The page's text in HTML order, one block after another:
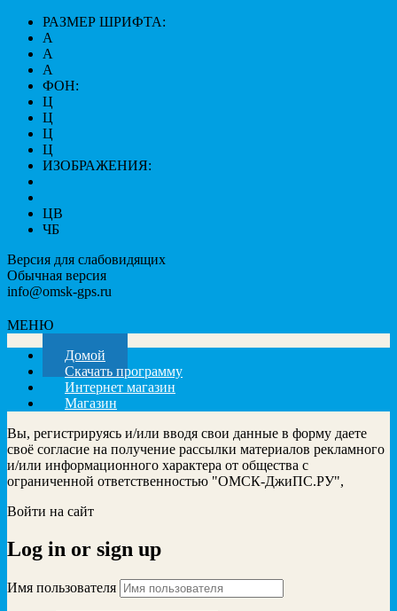
РАЗМЕР ШРИФТА:
A
A
A
ФОН:
Ц
Ц
Ц
Ц
ИЗОБРАЖЕНИЯ:
ЦВ
ЧБ
Версия для слабовидящих
Обычная версия
info@omsk-gps.ru
МЕНЮ
Домой
Скачать программу
Интернет магазин
Магазин
Вы, регистрируясь и/или вводя свои данные в форму даете
своё согласие на получение рассылки материалов рекламного
и/или информационного характера от общества с
ограниченной ответственностью "ОМСК-ДжиПС.РУ",
Войти на сайт
Log in or sign up
Имя пользователя